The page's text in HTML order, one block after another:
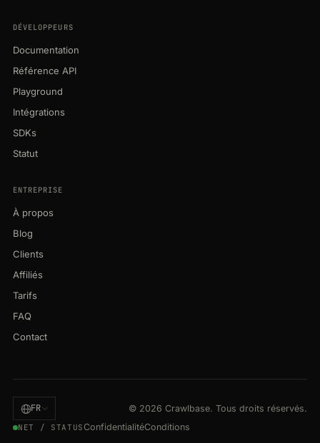
DÉVELOPPEURS
Documentation
Référence API
Playground
Intégrations
SDKs
Statut
ENTREPRISE
À propos
Blog
Clients
Affiliés
Tarifs
FAQ
Contact
FR © 2026 Crawlbase. Tous droits réservés.
NET / STATUSConfidentialitéConditions